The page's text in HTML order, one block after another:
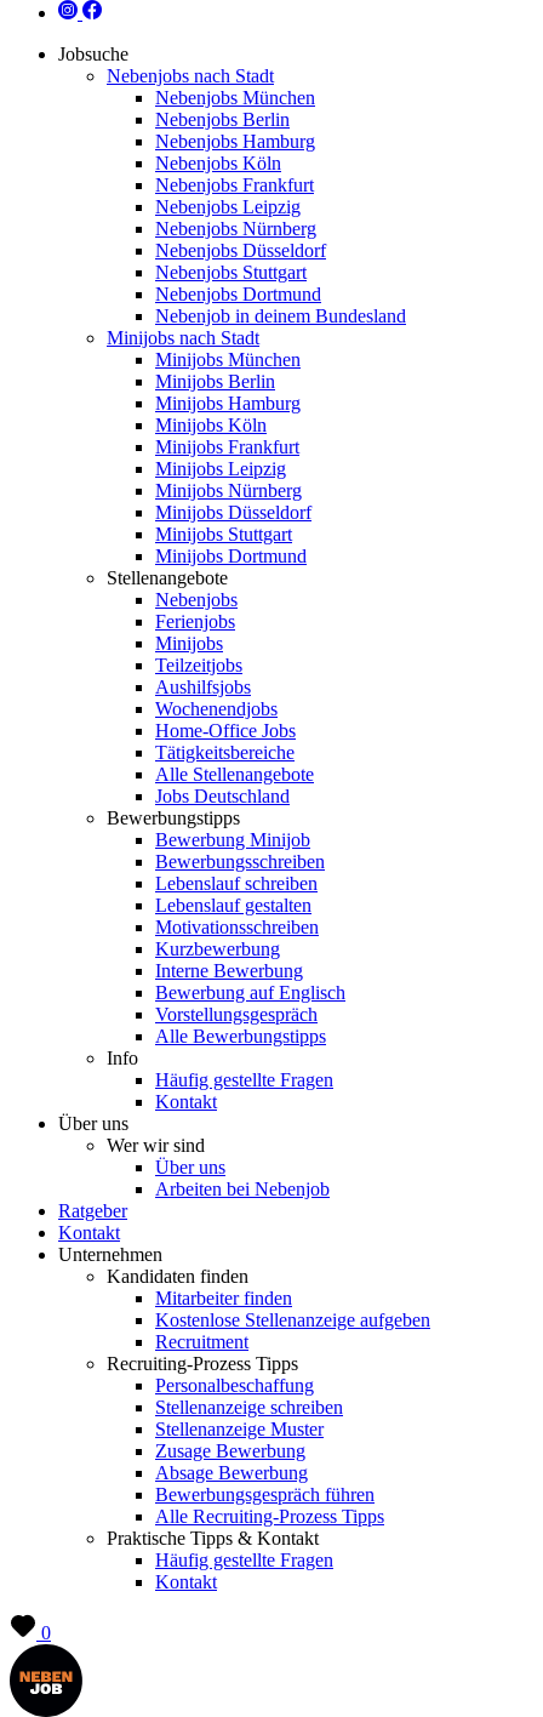
Jobsuche
Nebenjobs nach Stadt
Nebenjobs München
Nebenjobs Berlin
Nebenjobs Hamburg
Nebenjobs Köln
Nebenjobs Frankfurt
Nebenjobs Leipzig
Nebenjobs Nürnberg
Nebenjobs Düsseldorf
Nebenjobs Stuttgart
Nebenjobs Dortmund
Nebenjob in deinem Bundesland
Minijobs nach Stadt
Minijobs München
Minijobs Berlin
Minijobs Hamburg
Minijobs Köln
Minijobs Frankfurt
Minijobs Leipzig
Minijobs Nürnberg
Minijobs Düsseldorf
Minijobs Stuttgart
Minijobs Dortmund
Stellenangebote
Nebenjobs
Ferienjobs
Minijobs
Teilzeitjobs
Aushilfsjobs
Wochenendjobs
Home-Office Jobs
Tätigkeitsbereiche
Alle Stellenangebote
Jobs Deutschland
Bewerbungstipps
Bewerbung Minijob
Bewerbungsschreiben
Lebenslauf schreiben
Lebenslauf gestalten
Motivationsschreiben
Kurzbewerbung
Interne Bewerbung
Bewerbung auf Englisch
Vorstellungsgespräch
Alle Bewerbungstipps
Info
Häufig gestellte Fragen
Kontakt
Über uns
Wer wir sind
Über uns
Arbeiten bei Nebenjob
Ratgeber
Kontakt
Unternehmen
Kandidaten finden
Mitarbeiter finden
Kostenlose Stellenanzeige aufgeben
Recruitment
Recruiting-Prozess Tipps
Personalbeschaffung
Stellenanzeige schreiben
Stellenanzeige Muster
Zusage Bewerbung
Absage Bewerbung
Bewerbungsgespräch führen
Alle Recruiting-Prozess Tipps
Praktische Tipps & Kontakt
Häufig gestellte Fragen
Kontakt
0